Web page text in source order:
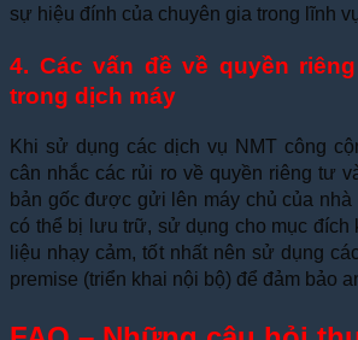
sự hiệu đính của chuyên gia trong lĩnh
4. Các vấn đề về quyền
trong dịch máy
Khi sử dụng các dịch vụ NMT công
cân nhắc các rủi ro về quyền riêng tư
bản gốc được gửi lên máy chủ của nhà
có thể bị lưu trữ, sử dụng cho mục đích
liệu nhạy cảm, tốt nhất nên sử dụng
premise (triển khai nội bộ) để đảm bảo